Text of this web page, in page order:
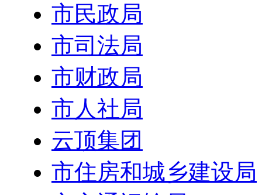
市民政局
市司法局
市财政局
市人社局
云顶集团
市住房和城乡建设局